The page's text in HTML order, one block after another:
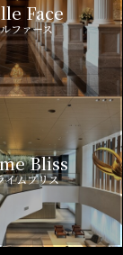
Face
ファース
Bliss
イムブリス